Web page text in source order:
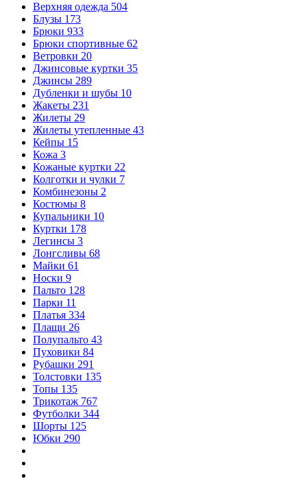
Верхняя одежда 504
Блузы 173
Брюки 933
Брюки спортивные 62
Ветровки 20
Джинсовые куртки 35
Джинсы 289
Дубленки и шубы 10
Жакеты 231
Жилеты 29
Жилеты утепленные 43
Кейпы 15
Кожа 3
Кожаные куртки 22
Колготки и чулки 7
Комбинезоны 2
Костюмы 8
Купальники 10
Куртки 178
Легинсы 3
Лонгсливы 68
Майки 61
Носки 9
Пальто 128
Парки 11
Платья 334
Плащи 26
Полупальто 43
Пуховики 84
Рубашки 291
Толстовки 135
Топы 135
Трикотаж 767
Футболки 344
Шорты 125
Юбки 290